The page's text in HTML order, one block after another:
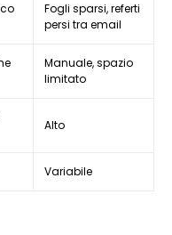
Fogli sparsi, referti
persi tra email
Manuale, spazio
limitato
Alto
Variabile